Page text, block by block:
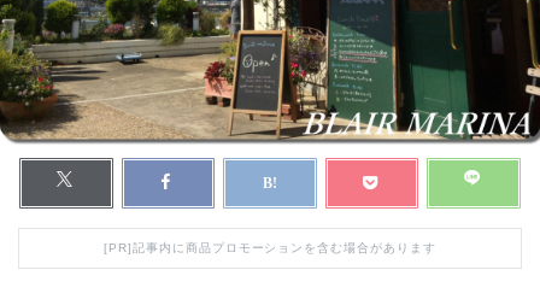
[PR]記事内に商品プロモーションを含む場合があります